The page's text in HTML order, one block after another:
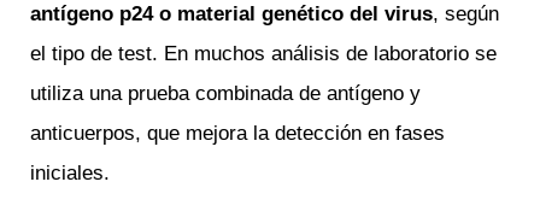
antígeno p24 o material genético del virus, según
el tipo de test. En muchos análisis de laboratorio se
utiliza una prueba combinada de antígeno y
anticuerpos, que mejora la detección en fases
iniciales.